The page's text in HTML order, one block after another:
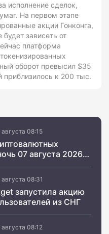
исполнение сделок,
На первом этапе
акции Гонконга,
зависеть от
платформа
оборот превысил $35
к 200 тыс.
08:15
07 августа 2026
08:31
запустила акцию
из СНГ
08:12